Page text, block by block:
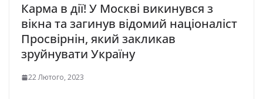
Карма в дії! У Москвi викинувся з
вiкнa тa зaгинув відомий нaцiонaлiст
Просвiрнiн, який зaкликaв
зруйнувaти Укрaїну
22 Лютого, 2023